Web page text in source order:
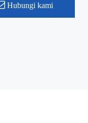
Hubungi kami